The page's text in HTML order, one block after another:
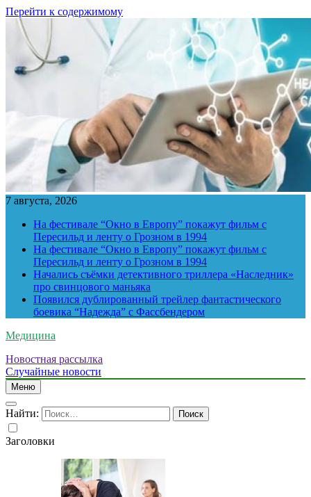
Перейти к содержимому
7 августа, 2026
На фестивале “Окно в Европу” покажут фильм с
Пересильд и ленту о Грозном в 1994
На фестивале “Окно в Европу” покажут фильм с
Пересильд и ленту о Грозном в 1994
Начались съёмки детективного триллера «Наследник»
про свинцового маньяка
Появился дублированный трейлер фантастического
боевика “Надежда” с Фассбендером
Медицина
Новостная рассылка
Случайные новости
Меню
Найти:
Заголовки